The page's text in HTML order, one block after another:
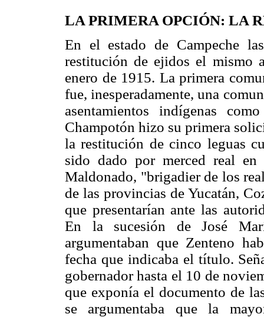
LA PRIMERA OPCIÓN: LA
En el estado de Campeche
restitución de ejidos el mismo
enero de 1915. La primera
fue, inesperadamente, una
asentamientos indígenas
Champotón hizo su primera
la restitución de cinco leguas
sido dado por merced real
Maldonado, "brigadier de los
de las provincias de Yucatán,
que presentarían ante las
En la sucesión de José
argumentaban que Zenteno
fecha que indicaba el título.
gobernador hasta el 10 de
que exponía el documento de
se argumentaba que la